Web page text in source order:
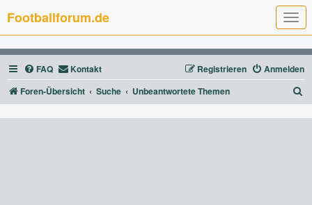
T
o
g
g
l
e
n
a
g
Footballforum.de
FAQ Kontakt Anmelden
Registrieren
Foren-Übersicht
Suche Unbeantwortete Themen
u